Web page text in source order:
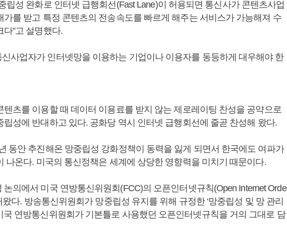
립성 완화로 인터넷 급행회선(Fast Lane)이 허용되면 통신사가 콘텐츠사업
가를 받고 특정 콘텐츠의 전송속도를 빠르게 해주는 서비스가 가능해져 수
”고 설명했다.
사업자가 인터넷망을 이용하는 기업이나 이용자를 동등하게 대우해야 한
텐츠를 이용할 때 데이터 이용료를 받지 않는 제로레이팅 찬성을 공약으로
립성에 반대하고 있다. 공화당 역시 인터넷 급행회선에 줄곧 찬성해 왔다.
동안 추진해온 망중립성 강화정책이 동력을 잃게 되면서 한국에도 여파가
나온다. 미국의 통신정책은 세계에 상당한 영향력을 미치기 때문이다.
논의에서 미국 연방통신위원회(FCC)의 오픈인터넷규칙(Open Internet Orde
다. 방송통신위원회가 망중립성 유지를 위해 규정한 ‘망중립성 및 망 관리
국 연방통신위원회가 기본틀로 사용했던 오픈인터넷규칙을 거의 그대로 담